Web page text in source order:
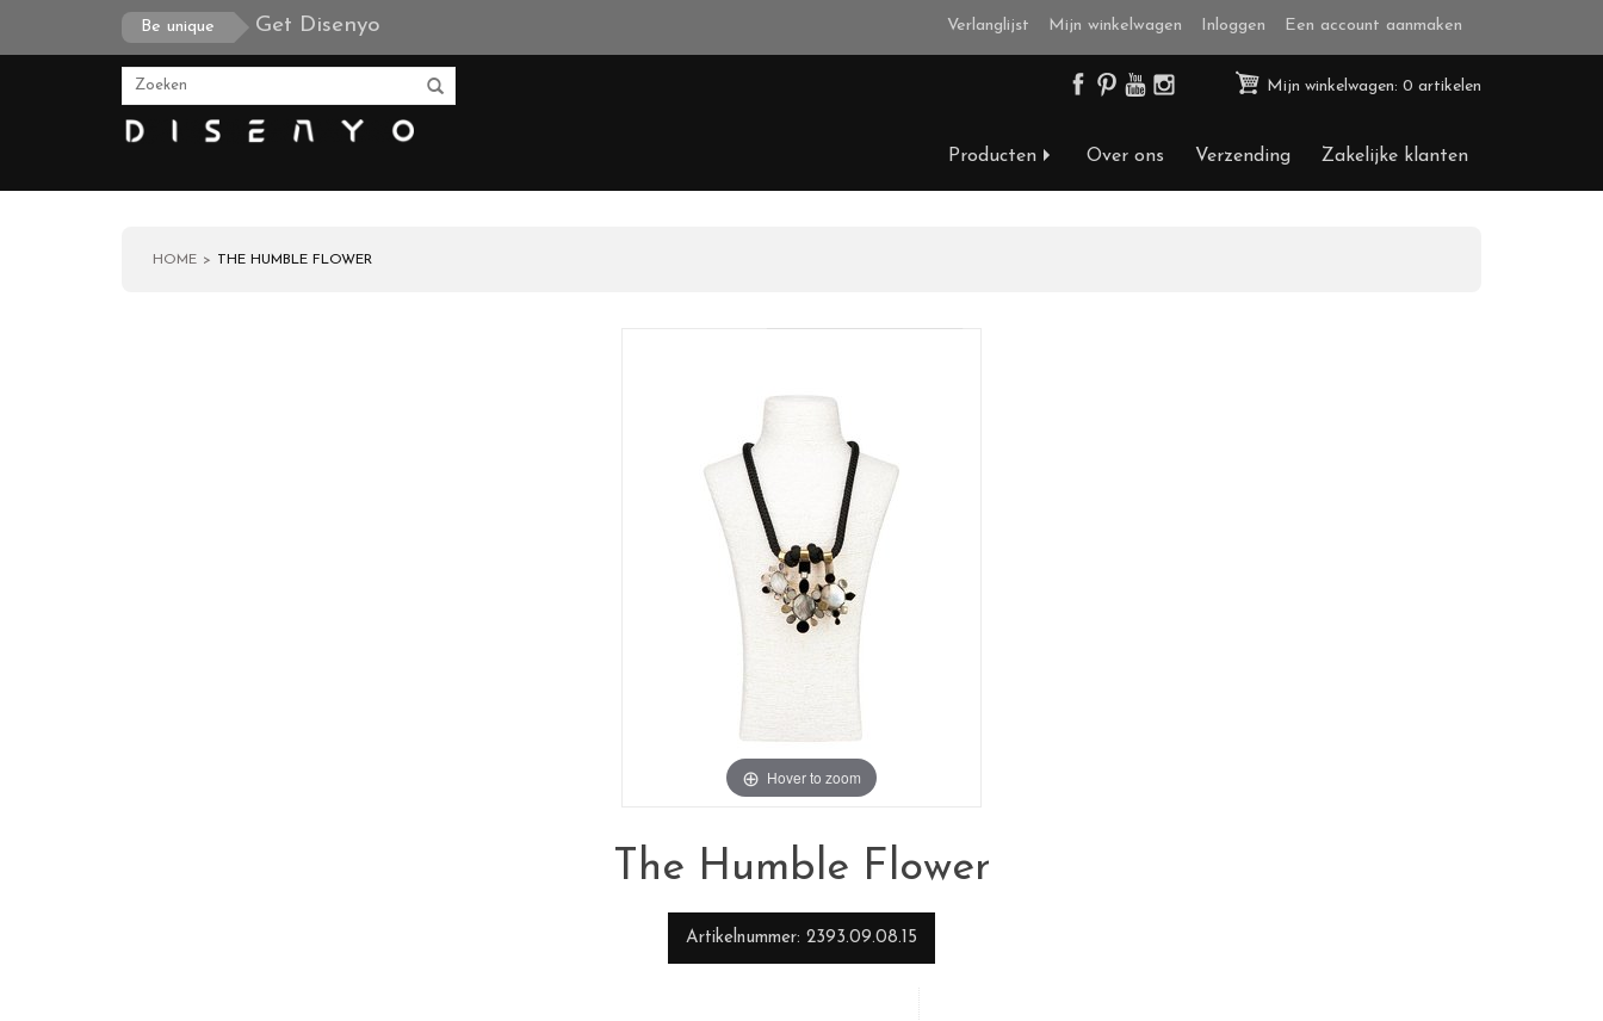
Be unique Get Disenyo Verlanglijst Mijn winkelwagen Inloggen Een account aanmaken
Mijn winkelwagen: 0 artikelen
Producten Over ons Verzending Zakelijke klanten
HOME THE HUMBLE FLOWER
Hover to zoom
The Humble Flower
Artikelnummer 2393.09.08.15